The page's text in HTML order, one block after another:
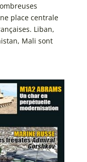
place centrale
Liban,
Mali sont